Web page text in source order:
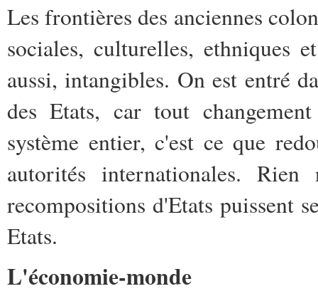
Les frontières des anciennes
sociales, culturelles, ethniques
aussi, intangibles. On est entré
des Etats, car tout
système entier, c'est ce que
autorités internationales.
recompositions d'Etats puissent
Etats.
L'économie-monde